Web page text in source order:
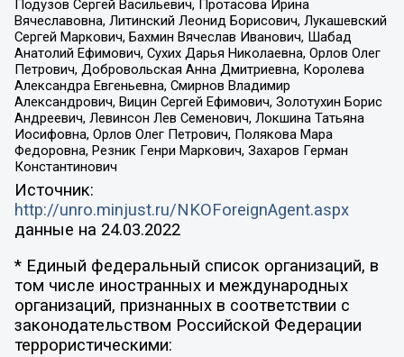
Подузов Сергей Васильевич, Протасова Ирина
Вячеславовна, Литинский Леонид Борисович, Лукашевский
Сергей Маркович, Бахмин Вячеслав Иванович, Шабад
Анатолий Ефимович, Сухих Дарья Николаевна, Орлов Олег
Петрович, Добровольская Анна Дмитриевна, Королева
Александра Евгеньевна, Смирнов Владимир
Александрович, Вицин Сергей Ефимович, Золотухин Борис
Андреевич, Левинсон Лев Семенович, Локшина Татьяна
Иосифовна, Орлов Олег Петрович, Полякова Мара
Федоровна, Резник Генри Маркович, Захаров Герман
Константинович
Источник:
http://unro.minjust.ru/NKOForeignAgent.aspx
данные на 24.03.2022
* Единый федеральный список организаций, в
том числе иностранных и международных
организаций, признанных в соответствии с
законодательством Российской Федерации
террористическими: